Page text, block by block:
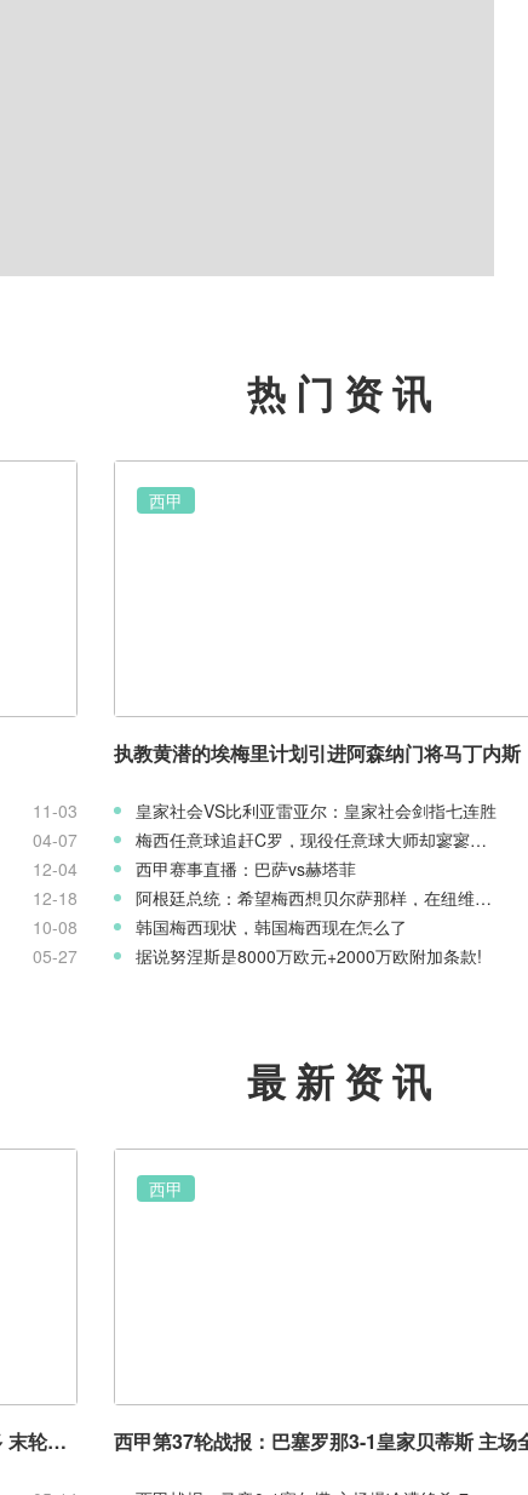
热门资讯
11-03
04-07
12-04
12-18
10-08
05-27
西甲
执教黄潜的埃梅里计划引进阿森纳门将马丁内斯
皇家社会VS比利亚雷亚尔：皇家社会剑指七连胜
梅西任意球追赶C罗，现役任意球大师却寥寥无几
西甲赛事直播：巴萨vs赫塔菲
阿根廷总统：希望梅西想贝尔萨那样，在纽维尔老男孩结束职业生涯
韩国梅西现状，韩国梅西现在怎么了
据说努涅斯是8000万欧元+2000万欧附加条款!
最新资讯
西甲第38轮前瞻｜5月24日马略卡vs奥维耶多 末轮保级生死对决
西甲